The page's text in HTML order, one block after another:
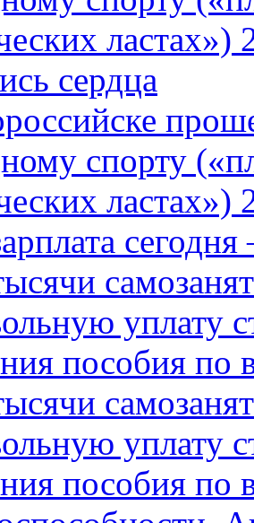
сердца
спорту
ластах»)
уплату
пособия по
уплату
пособия по